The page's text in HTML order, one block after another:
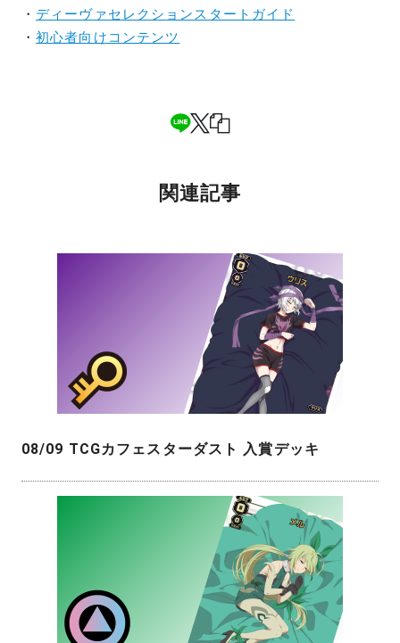
・ ディーヴァセレクションスタートガイド
・初心者向けコンテンツ
関連記事
08/09 TCGカフェスターダスト 入賞デッキ